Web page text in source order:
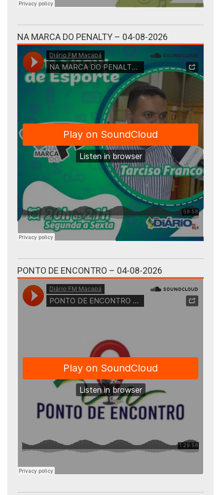
NA MARCA DO PENALTY – 04-08-2026
PONTO DE ENCONTRO – 04-08-2026